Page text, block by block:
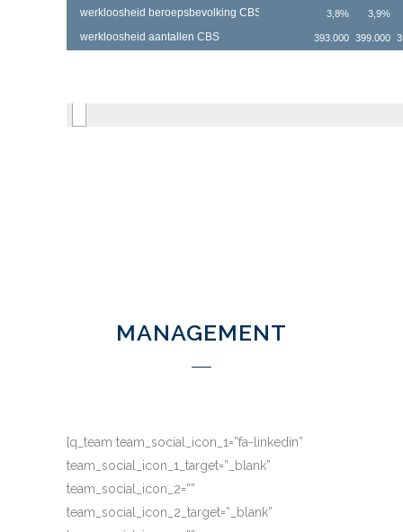
MANAGEMENT
[q_team team_social_icon_1=”fa-linkedin”
team_social_icon_1_target=”_blank”
team_social_icon_2=””
team_social_icon_2_target=”_blank”